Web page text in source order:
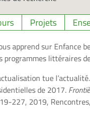
Projets
apprend sur
programmes littéraires
tue
de 2017.
227, 2019,